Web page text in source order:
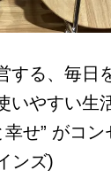
する、毎日
いやすい生
せ” がコン
ンズ)